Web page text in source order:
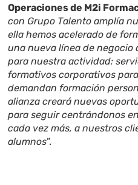
Operaciones de M2i
con Grupo Talento amplía
ella hemos acelerado de
una nueva línea de
para nuestra actividad:
formativos corporativos
demandan formación
alianza creará nuevas
para seguir centrándonos
cada vez más, a nuestros
alumnos”.